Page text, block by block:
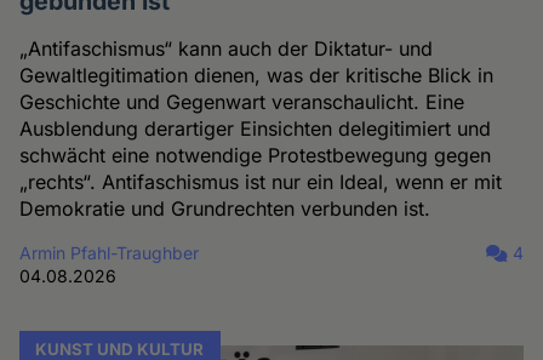
„Antifaschismus“ kann auch der Diktatur- und
Gewaltlegitimation dienen, was der kritische Blick in
Geschichte und Gegenwart veranschaulicht. Eine
Ausblendung derartiger Einsichten delegitimiert und
schwächt eine notwendige Protestbewegung gegen
„rechts“. Antifaschismus ist nur ein Ideal, wenn er mit
Demokratie und Grundrechten verbunden ist.
Armin Pfahl-Traughber
04.08.2026
4
KUNST UND KULTUR